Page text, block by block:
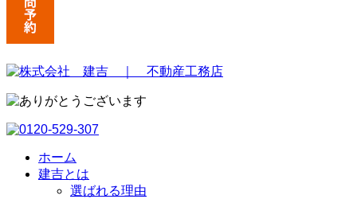
ホーム
建吉とは
選ばれる理由